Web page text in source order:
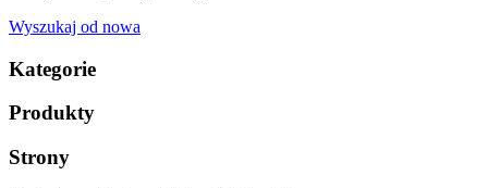
Wyszukaj od nowa
Kategorie
Produkty
Strony